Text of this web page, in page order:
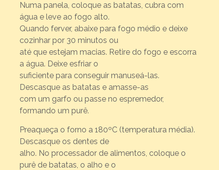
Numa panela, coloque as batatas, cubra com
água e leve ao fogo alto.
Quando ferver, abaixe para fogo médio e deixe
cozinhar por 30 minutos ou
até que estejam macias. Retire do fogo e escorra
a água. Deixe esfriar o
suficiente para conseguir manuseá-las.
Descasque as batatas e amasse-as
com um garfo ou passe no espremedor,
formando um purê.
Preaqueça o forno a 180ºC (temperatura média).
Descasque os dentes de
alho. No processador de alimentos, coloque o
purê de batatas, o alho e o